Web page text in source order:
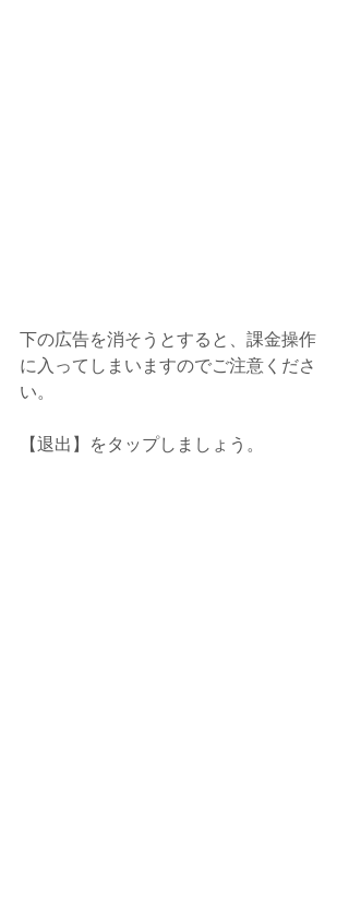
下の広告を消そうとすると、課金操作
に入ってしまいますのでご注意くださ
い。
【退出】をタップしましょう。